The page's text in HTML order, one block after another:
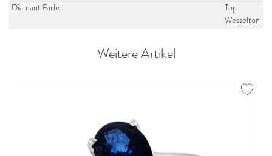
Diamant Farbe
Top
Wesselton
Weitere Artikel